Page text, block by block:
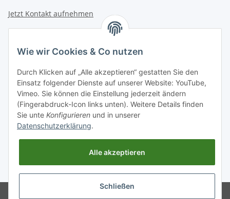
Jetzt Kontakt aufnehmen
Zahlungsarten
BAR | ÜBERWEISUNG | PAYPAL
Versandpartner
DHL | GLS | DPD | HERMES | POST
* Alle Preise inkl. gesetzlicher USt., zzgl. Versand
. Bei Versand außerhalb
Wie wir Cookies & Co nutzen
Durch Klicken auf „Alle akzeptieren“ gestatten Sie den
Einsatz folgender Dienste auf unserer Website: YouTube,
Vimeo. Sie können die Einstellung jederzeit ändern
(Fingerabdruck-Icon links unten). Weitere Details finden
Sie unte Konfigurieren und in unserer
Datenschutzerklärung.
Alle akzeptieren
Schließen